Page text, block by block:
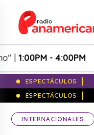
- 4:00PM
ESPECTÁCULOS
ESPECTÁCULOS
INTERNACIONALES